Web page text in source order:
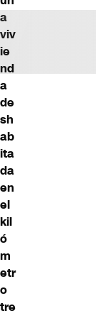
a
viv
ie
nd
a
de
sh
ab
ita
da
en
el
kil
ó
m
etr
o
tre